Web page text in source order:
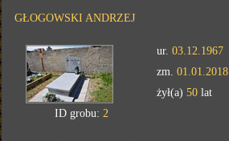
GŁOGOWSKI ANDRZEJ
ur.03.12.1967
zm.01.01.2018
żył(a)50 lat
ID grobu:2